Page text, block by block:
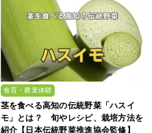
食育・農業体験
茎を食べる高知の伝統野菜「ハスイ
モ」とは？ 旬やレシピ、栽培方法を
紹介【日本伝統野菜推進協会監修】